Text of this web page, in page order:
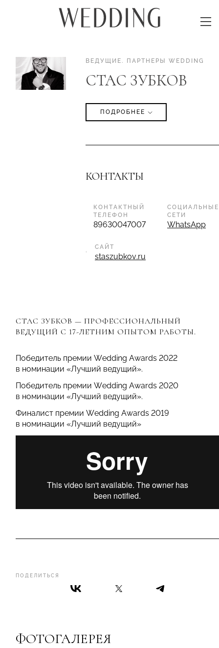
ВЕДУЩИЕ. ПАРТНЕРЫ WEDDING
CТАС ЗУБКОВ
ПОДРОБНЕЕ
КОНТАКТЫ
КОНТАКТНЫЙ
ТЕЛЕФОН
89630047007
СОЦИАЛЬНЫЕ
СЕТИ
WhatsApp
САЙТ
staszubkov.ru
ПОДЕЛИТЬСЯ
CТАС ЗУБКОВ — ПРОФЕССИОНАЛЬНЫЙ
ВЕДУЩИЙ С 17-ЛЕТНИМ ОПЫТОМ РАБОТЫ.
Победитель премии Wedding Awards 2022
в номинации «Лучший ведущий».
Победитель премии Wedding Awards 2020
в номинации «Лучший ведущий».
Финалист премии Wedding Awards 2019
в номинации «Лучший ведущий»
ФОТОГАЛЕРЕЯ